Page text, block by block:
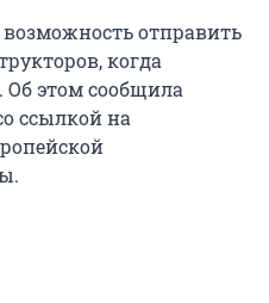
отправить
когда
Об этом сообщила
ссылкой на